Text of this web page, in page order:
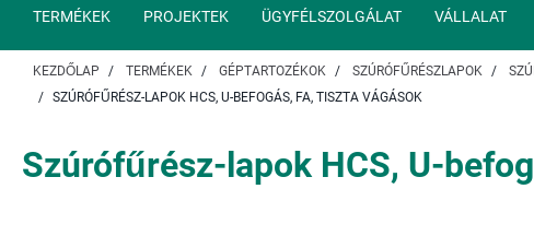
TERMÉKEK PROJEKTEK ÜGYFÉLSZOLGÁLAT VÁLLALAT
KEZDŐLAP TERMÉKEK GÉPTARTOZÉKOK SZÚRÓFŰRÉSZLAPOK
SZÚRÓFŰRÉSZ-LAPOK HCS, U-BEFOGÁS, FA, TISZTA VÁGÁSOK
Szúrófűrész-lapok HCS, U-